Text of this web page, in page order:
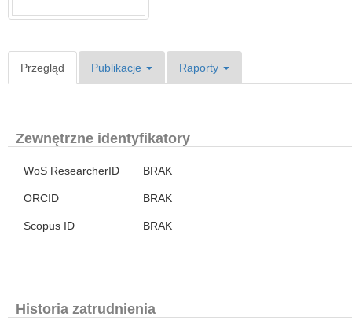
Przegląd Publikacje Raporty
Zewnętrzne identyfikatory
WoS ResearcherID BRAK
ORCID BRAK
Scopus ID BRAK
Historia zatrudnienia